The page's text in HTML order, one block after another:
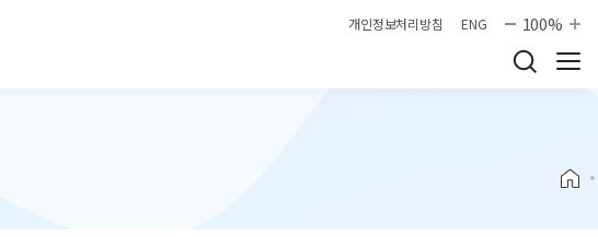
개인정보처리방침 ENG 100%